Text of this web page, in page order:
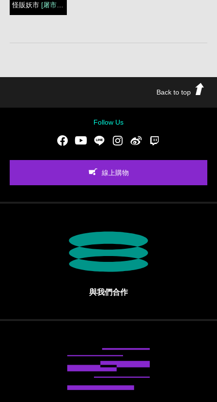
怪販妖市 [屠市黑丑]
Back to top
Follow Us
FacebookYoutubeLINE Instgram新浪微博
線上購物
與我們合作